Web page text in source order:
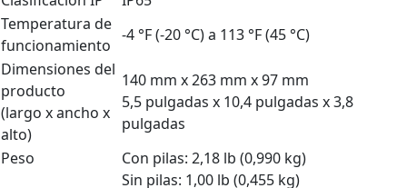
Temperatura de
funcionamiento
-4 °F (-20 °C) a 113 °F (45 °C)
Dimensiones del
producto
(largo x ancho x
alto)
140 mm x 263 mm x 97 mm
5,5 pulgadas x 10,4 pulgadas x 3,8
pulgadas
Peso
Con pilas: 2,18 lb (0,990 kg)
Sin pilas: 1,00 lb (0,455 kg)